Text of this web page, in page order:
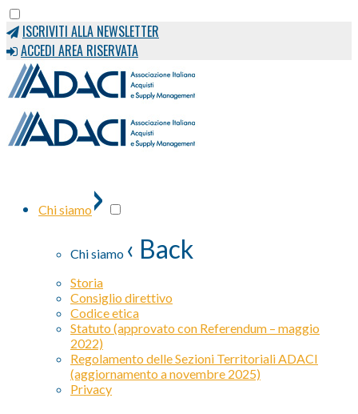
ISCRIVITI ALLA NEWSLETTER
ACCEDI AREA RISERVATA
Chi siamo ›
Chi siamo ‹ Back
Storia
Consiglio direttivo
Codice etica
Statuto (approvato con Referendum – maggio
2022)
Regolamento delle Sezioni Territoriali ADACI
(aggiornamento a novembre 2025)
Privacy